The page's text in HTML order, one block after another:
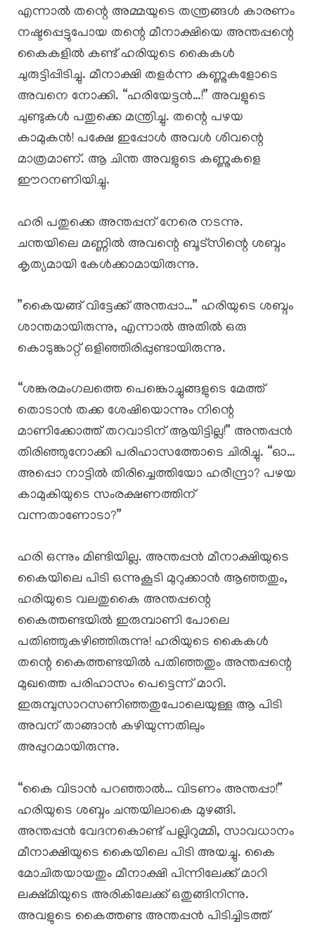
എന്നാൽ തന്റെ അമ്മയുടെ തന്ത്രങ്ങൾ കാരണം
നഷ്ടപ്പെട്ടുപോയ തന്റെ മീനാക്ഷിയെ അന്തപ്പന്റെ
കൈകളിൽ കണ്ട് ഹരിയുടെ കൈകൾ
ചുരുട്ടിപ്പിടിച്ചു. മീനാക്ഷി തളർന്ന കണ്ണുകളോടെ
അവനെ നോക്കി. “ഹരിയേട്ടൻ…!” അവളുടെ
ചുണ്ടുകൾ പതുക്കെ മന്ത്രിച്ചു. തന്റെ പഴയ
കാമുകൻ! പക്ഷേ ഇപ്പോൾ അവൾ ശിവന്റെ
മാത്രമാണ്. ആ ചിന്ത അവളുടെ കണ്ണുകളെ
ഈറനണിയിച്ചു.
ഹരി പതുക്കെ അന്തപ്പന് നേരെ നടന്നു.
ചന്തയിലെ മണ്ണിൽ അവന്റെ ബൂട്സിന്റെ ശബ്ദം
കൃത്യമായി കേൾക്കാമായിരുന്നു.
​”കൈയങ്ങ് വിട്ടേക്ക് അന്തപ്പാ…” ഹരിയുടെ ശബ്ദം
ശാന്തമായിരുന്നു, എന്നാൽ അതിൽ ഒരു
കൊടുങ്കാറ്റ് ഒളിഞ്ഞിരിപ്പുണ്ടായിരുന്നു.
“ശങ്കരമംഗലത്തെ പെങ്കൊച്ചുങ്ങളുടെ മേത്ത്
തൊടാൻ തക്ക ശേഷിയൊന്നും നിന്റെ
മാണിക്കോത്ത് തറവാടിന് ആയിട്ടില്ല!” അന്തപ്പൻ
തിരിഞ്ഞുനോക്കി പരിഹാസത്തോടെ ചിരിച്ചു. “ഓ…
അപ്പൊ നാട്ടിൽ തിരിച്ചെത്തിയോ ഹരീന്ദ്രാ? പഴയ
കാമുകിയുടെ സംരക്ഷണത്തിന്
വന്നതാണോടാ?”
ഹരി ഒന്നും മിണ്ടിയില്ല. അന്തപ്പൻ മീനാക്ഷിയുടെ
കൈയിലെ പിടി ഒന്നുകൂടി മുറുക്കാൻ ആഞ്ഞതും,
ഹരിയുടെ വലതുകൈ അന്തപ്പന്റെ
കൈത്തണ്ടയിൽ ഇരുമ്പാണി പോലെ
പതിഞ്ഞുകഴിഞ്ഞിരുന്നു! ഹരിയുടെ കൈകൾ
തന്റെ കൈത്തണ്ടയിൽ പതിഞ്ഞതും അന്തപ്പന്റെ
മുഖത്തെ പരിഹാസം പെട്ടെന്ന് മാറി.
ഇരുമ്പുസാറസണിഞ്ഞതുപോലെയുള്ള ആ പിടി
അവന് താങ്ങാൻ കഴിയുന്നതിലും
അപ്പുറമായിരുന്നു.
“കൈ വിടാൻ പറഞ്ഞാൽ… വിടണം അന്തപ്പാ!”
ഹരിയുടെ ശബ്ദം ചന്തയിലാകെ മുഴങ്ങി.
അന്തപ്പൻ വേദനകൊണ്ട് പല്ലിറുമ്മി, സാവധാനം
മീനാക്ഷിയുടെ കൈയിലെ പിടി അയച്ചു. കൈ
മോചിതയായതും മീനാക്ഷി പിന്നിലേക്ക് മാറി
ലക്ഷ്മിയുടെ അരികിലേക്ക് ഒതുങ്ങിനിന്നു.
അവളുടെ കൈത്തണ്ട അന്തപ്പൻ പിടിച്ചിടത്ത്